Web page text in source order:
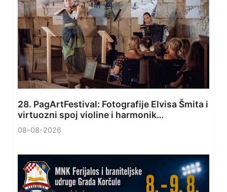
28. PagArtFestival: Fotografije Elvisa Šmita i
virtuozni spoj violine i harmonik…
08-08-2026